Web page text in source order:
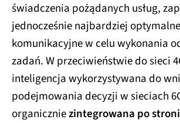
świadczenia pożądanych usług,
jednocześnie najbardziej
komunikacyjne w celu wykonania
zadań. W przeciwieństwie do sieci
inteligencja wykorzystywana do
podejmowania decyzji w sieciach
organiczniezintegrowana po